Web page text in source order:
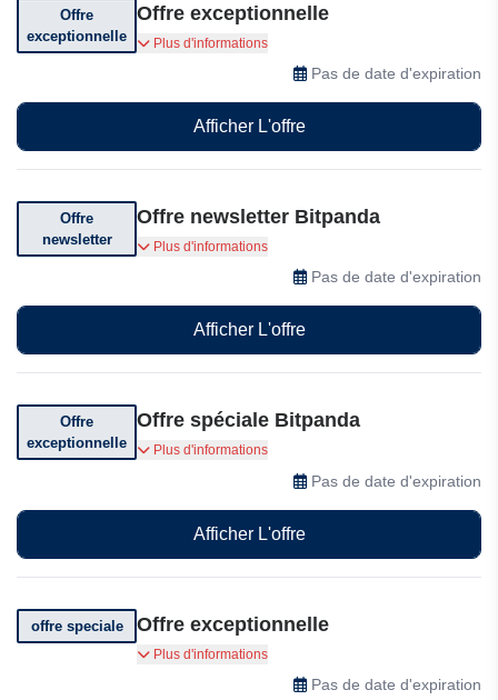
Offre
exceptionnelle
Offre exceptionnelle
Obtenez une participation gratuite pour avoir
une chance de gagner
Plus d'informations
Pas de date d'expiration
Afficher L'offre
Offre
newsletter
Offre newsletter Bitpanda
Abonnez-vous pour recevoir des offres
Plus d'informations
Pas de date d'expiration
Afficher L'offre
Offre
exceptionnelle
Offre spéciale Bitpanda
Profitez d'offres exclusives chez Bitpanda
Plus d'informations
Pas de date d'expiration
Afficher L'offre
offre speciale Offre exceptionnelle
Obtenez plus d'opportunités pour faire croître
vos investissements et prendre des décisions
Plus d'informations
Pas de date d'expiration